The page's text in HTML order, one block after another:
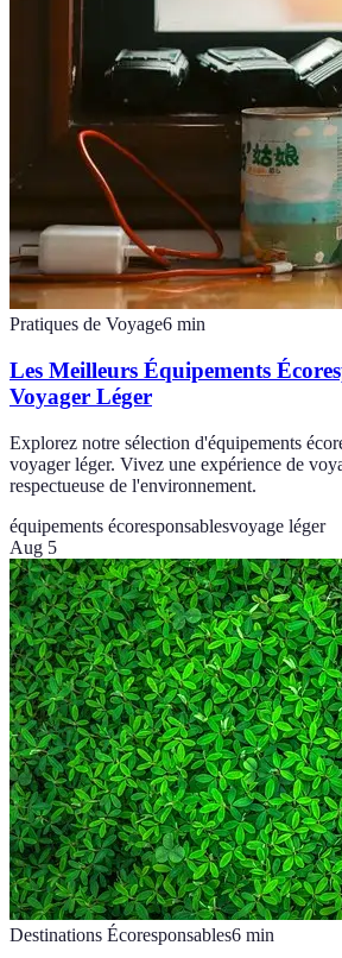
Pratiques de Voyage6 min
Les Meilleurs Équipements
Voyager Léger
Explorez notre sélection d'équipements
voyager léger. Vivez une expérience de
respectueuse de l'environnement.
équipements écoresponsablesvoyage léger
Aug 5
Destinations Écoresponsables6 min